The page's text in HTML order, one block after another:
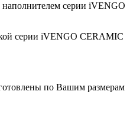
серии iVENGO
серии iVENGO CERAMIC
по Вашим размерам